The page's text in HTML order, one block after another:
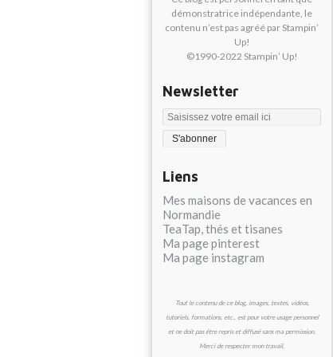
démonstratrice indépendante, le
contenu n’est pas agréé par Stampin’
Up!
©1990-2022 Stampin’ Up!
Newsletter
Liens
Mes maisons de vacances en
Normandie
TeaTap, thés et tisanes
Ma page pinterest
Ma page instagram
Tout le contenu de ce blog, images, textes, vidéos,
tutoriels, formations, etc., est pour votre usage personnel
et ne doit pas être repris et diffusé sans ma permission.
Merci de respecter mon travail.